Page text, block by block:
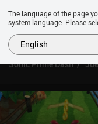
Sonic Prime Dash
The language of the page
system language. Please
English